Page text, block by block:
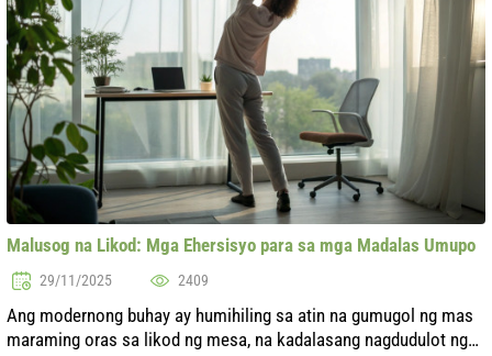
Malusog na Likod: Mga Ehersisyo para sa mga Madalas Umupo
29/11/2025 2409
Ang modernong buhay ay humihiling sa atin na gumugol ng mas
maraming oras sa likod ng mesa, na kadalasang nagdudulot ng